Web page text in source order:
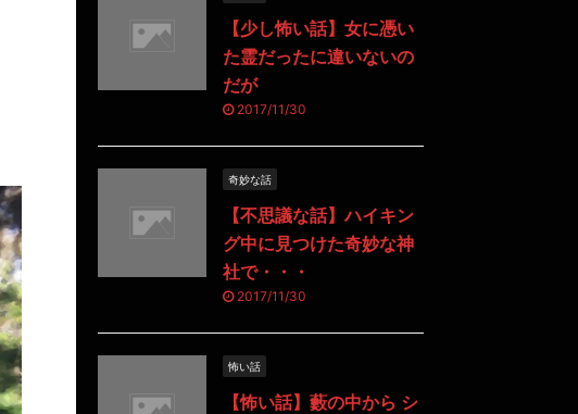
【少し怖い話】女に憑い
た霊だったに違いないの
だが
2017/11/30
奇妙な話
【不思議な話】ハイキン
グ中に見つけた奇妙な神
社で・・・
2017/11/30
怖い話
【怖い話】藪の中から シ